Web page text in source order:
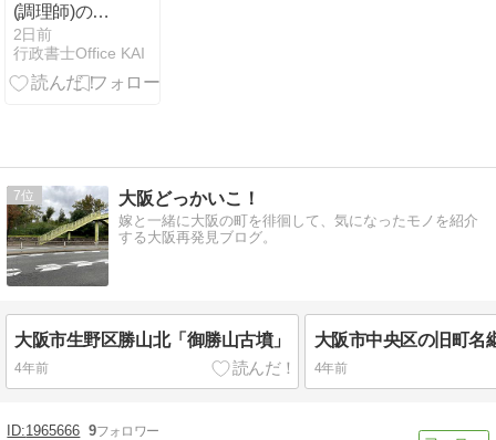
(調理師)の在
留期間更新許
可申請とは？
必要書類とつ
局届出済の行
政書士が徹底
解説！
2日前
行政書士Office KAI
7 大阪どっかいこ！
嫁と一緒に大阪の町を徘徊して、気になったモノを紹介
する大阪再発見ブログ。
大阪市生野区勝山北「御勝山古墳」
4年前 4年前
1965666 9